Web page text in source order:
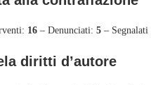
16 – Denunciati: 5 –
diritti d’autore